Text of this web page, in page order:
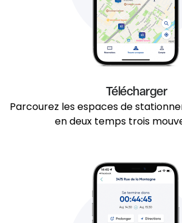
Télécharger
Parcourez les espaces de
en deux temps trois